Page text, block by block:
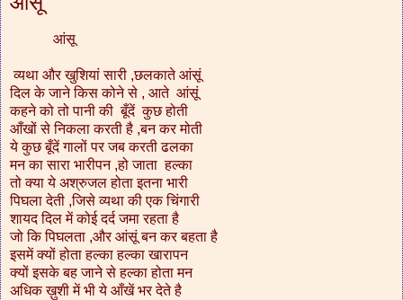
आंसू
व्यथा और खुशियां सारी ,छलकाते आंसूं
दिल के जाने किस कोने से , आते आंसूं
कहने को तो पानी की बूँदें कुछ होती
आँखों से निकला करती है ,बन कर मोती
ये कुछ बूँदें गालों पर जब करती ढलका
मन का सारा भारीपन ,हो जाता हल्का
तो क्या ये अश्रुजल होता इतना भारी
पिघला देती ,जिसे व्यथा की एक चिंगारी
शायद दिल में कोई दर्द जमा रहता है
जो कि पिघलता ,और आंसूं बन कर बहता है
इसमें क्यों होता हल्का हल्का खारापन
क्यों इसके बह जाने से हल्का होता मन
अधिक ख़ुशी में भी ये आँखें भर देते है